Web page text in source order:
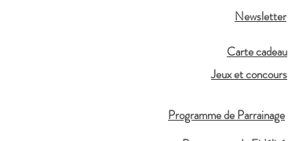
Newsletter
Carte cadeau
Jeux et concours
Programme de Parrainage